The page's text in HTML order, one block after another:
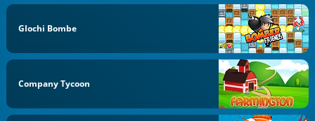
GIochi Bombe
Company Tycoon